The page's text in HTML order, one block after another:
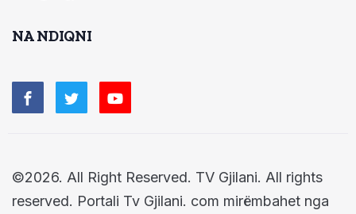
NA NDIQNI
©2026. All Right Reserved. TV Gjilani. All rights
reserved. Portali Tv Gjilani. com mirëmbahet nga